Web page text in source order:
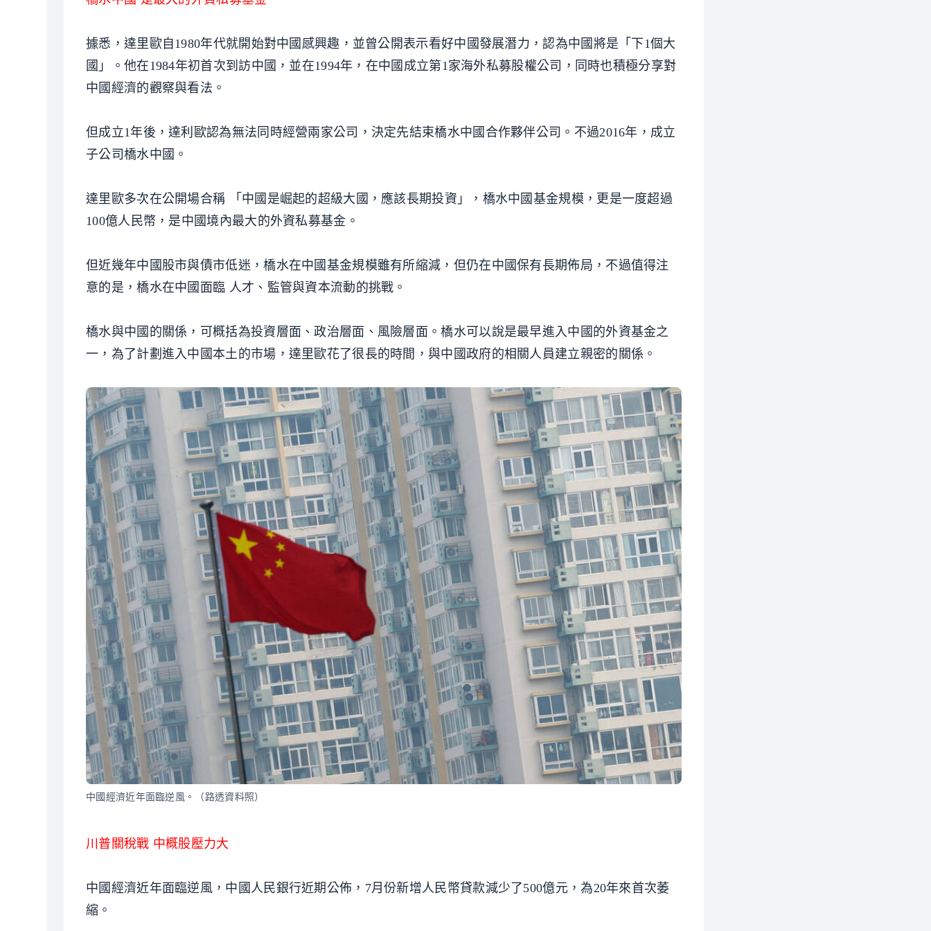
據悉，達里歐自1980年代就開始對中國感興趣，並曾公開表示看好中國發展潛力，認為中國將是「下1個大
國」。他在1984年初首次到訪中國，並在1994年，在中國成立第1家海外私募股權公司，同時也積極分享對
中國經濟的觀察與看法。
但成立1年後，達利歐認為無法同時經營兩家公司，決定先結束橋水中國合作夥伴公司。不過2016年，成立
子公司橋水中國。
達里歐多次在公開場合稱 「中國是崛起的超級大國，應該長期投資」，橋水中國基金規模，更是一度超過
100億人民幣，是中國境內最大的外資私募基金。
但近幾年中國股市與債市低迷，橋水在中國基金規模雖有所縮減，但仍在中國保有長期佈局，不過值得注
意的是，橋水在中國面臨 人才、監管與資本流動的挑戰。
橋水與中國的關係，可概括為投資層面、政治層面、風險層面。橋水可以說是最早進入中國的外資基金之
一，為了計劃進入中國本土的市場，達里歐花了很長的時間，與中國政府的相關人員建立親密的關係。
中國經濟近年面臨逆風。（路透資料照）
川普關稅戰 中概股壓力大
中國經濟近年面臨逆風，中國人民銀行近期公佈，7月份新增人民幣貸款減少了500億元，為20年來首次萎
縮。